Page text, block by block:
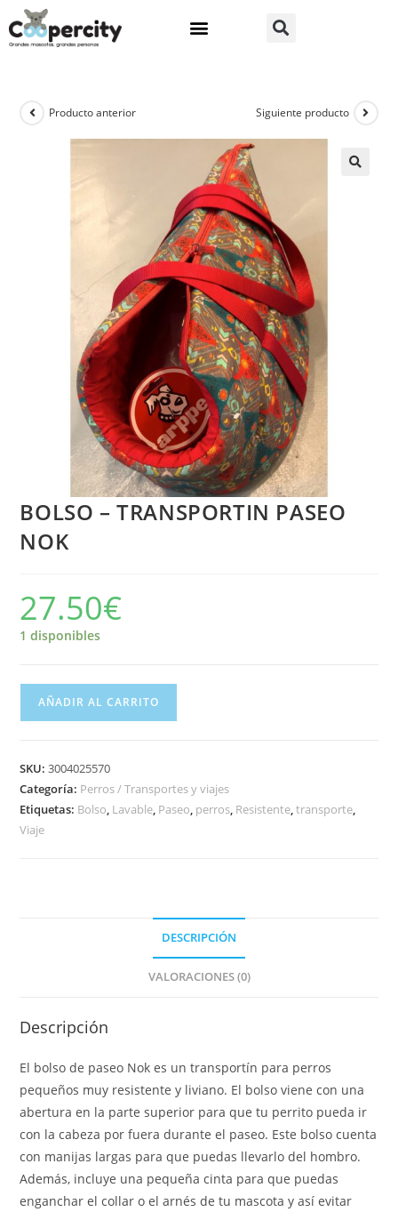
Producto anterior Siguiente producto
BOLSO – TRANSPORTIN PASEO
NOK
27.50€
1 disponibles
AÑADIR AL CARRITO
SKU:3004025570
Categoría: Perros / Transportes y viajes
Etiquetas: Bolso, Lavable, Paseo, perros, Resistente,transporte,
Viaje
DESCRIPCIÓN
VALORACIONES (0)
Descripción
El bolso de paseo Nok es un transportín para perros
pequeños muy resistente y liviano. El bolso viene con una
abertura en la parte superior para que tu perrito pueda ir
con la cabeza por fuera durante el paseo. Este bolso cuenta
con manijas largas para que puedas llevarlo del hombro.
Además, incluye una pequeña cinta para que puedas
enganchar el collar o el arnés de tu mascota y así evitar